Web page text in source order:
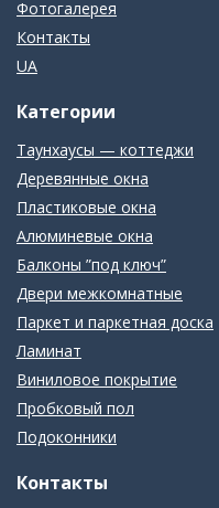
Фотогалерея
Контакты
UA
Категории
Таунхаусы — коттеджи
Деревянные окна
Пластиковые окна
Алюминевые окна
Балконы ”под ключ”
Двери межкомнатные
Паркет и паркетная доска
Ламинат
Виниловое покрытие
Пробковый пол
Подоконники
Контакты